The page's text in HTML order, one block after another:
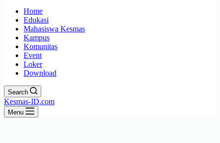
Home
Edukasi
Mahasiswa Kesmas
Kampus
Komunitas
Event
Loker
Download
Search
Kesmas-ID.com
Menu